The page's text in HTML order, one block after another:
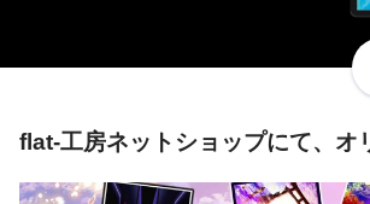
flat-工房ネットショップにて、オ